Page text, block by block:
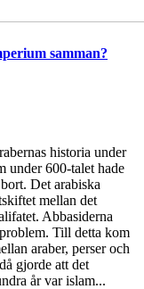
samman?
historia under
under 600-talet hade
Det arabiska
mellan det
Abbasiderna
Till detta kom
araber, perser och
gjorde att det
år var islam...